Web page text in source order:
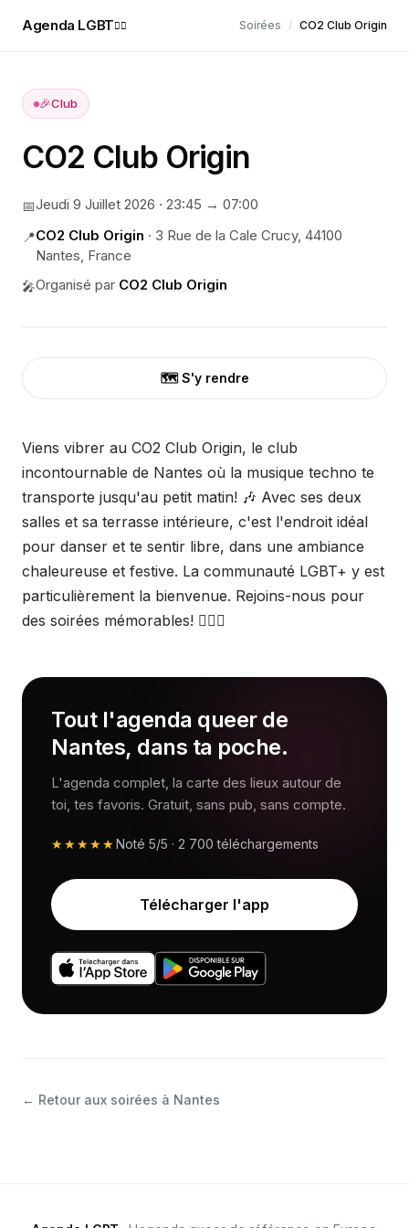
Agenda LGBT🏳️‍🌈 Soirées / CO2 Club Origin
🎉Club
CO2 Club Origin
📅Jeudi 9 Juillet 2026 · 23:45 → 07:00
📍CO2 Club Origin · 3 Rue de la Cale Crucy, 44100
Nantes, France
🎤Organisé par CO2 Club Origin
🗺️ S'y rendre
Viens vibrer au CO2 Club Origin, le club
incontournable de Nantes où la musique techno te
transporte jusqu'au petit matin! 🎶 Avec ses deux
salles et sa terrasse intérieure, c'est l'endroit idéal
pour danser et te sentir libre, dans une ambiance
chaleureuse et festive. La communauté LGBT+ y est
particulièrement la bienvenue. Rejoins-nous pour
des soirées mémorables! 🏳️‍🌈🎉
Tout l'agenda queer de
Nantes, dans ta poche.
L'agenda complet, la carte des lieux autour de
toi, tes favoris. Gratuit, sans pub, sans compte.
★★★★★Noté 5/5 · 2 700 téléchargements
Télécharger l'app
← Retour aux soirées à Nantes